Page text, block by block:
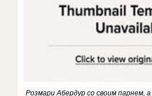
Розмари Абердур со своим парнем,